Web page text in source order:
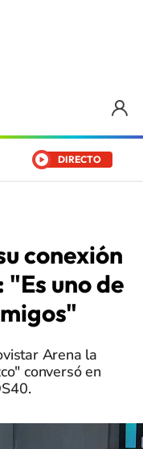
DIRECTO
conexión
uno de
Arena la
conversó en